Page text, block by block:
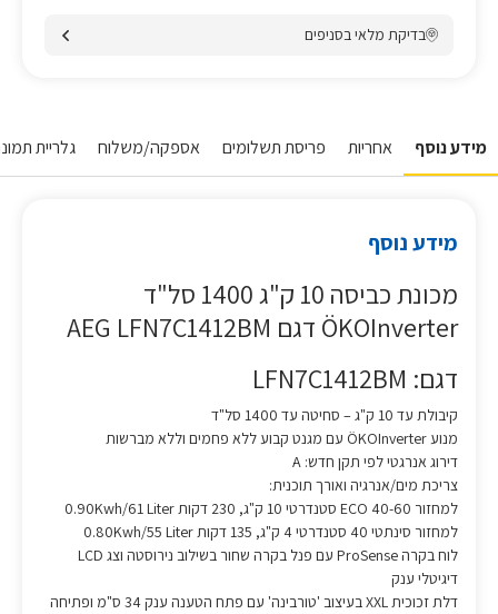
בדיקת מלאי בסניפים
מידע נוסף אחריות פריסת תשלומים אספקה/משלוח גלריית
מידע נוסף
מכונת כביסה 10 ק"ג 1400 סל"ד
ÖKOInverter דגם AEG LFN7C1412BM
דגם: LFN7C1412BM
קיבולת עד 10 ק"ג – סחיטה עד 1400 סל"ד
מנוע ÖKOInverter עם מגנט קבוע ללא פחמים וללא מברשות
דירוג אנרגטי לפי תקן חדש: A
צריכת מים/אנרגיה ואורך תוכנית:
למחזור 40-60 ECO סטנדרטי 10 ק"ג, 230 דקות 0.90Kwh/61 Liter
למחזור סינתטי 40 סטנדרטי 4 ק"ג, 135 דקות 0.80Kwh/55 Liter
לוח בקרה ProSense עם פנל בקרה שחור בשילוב נירוסטה וצג LCD
דיגיטלי ענק
דלת זכוכית XXL בעיצוב 'טורבינה' עם פתח הטענה ענק 34 ס"מ ופתיחה